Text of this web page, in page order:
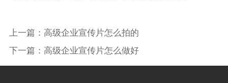
上一篇： 高级企业宣传片怎么拍的
下一篇： 高级企业宣传片怎么做好